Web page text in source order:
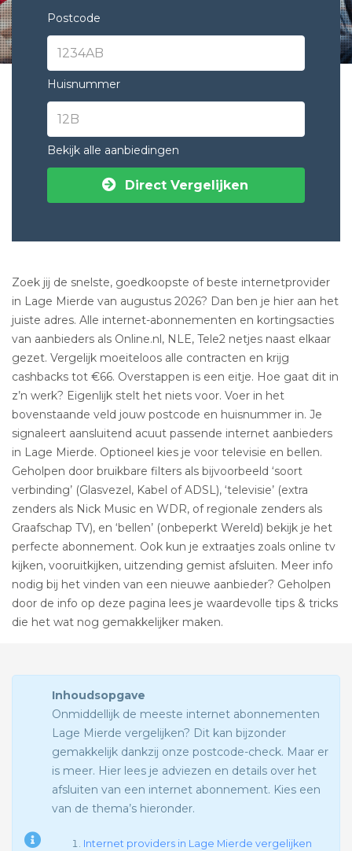
Postcode
Huisnummer
Bekijk alle aanbiedingen
Direct Vergelijken
Zoek jij de snelste, goedkoopste of beste internetprovider
in Lage Mierde van augustus 2026? Dan ben je hier aan het
juiste adres. Alle internet-abonnementen en kortingsacties
van aanbieders als Online.nl, NLE, Tele2 netjes naast elkaar
gezet. Vergelijk moeiteloos alle contracten en krijg
cashbacks tot €66. Overstappen is een eitje. Hoe gaat dit in
z’n werk? Eigenlijk stelt het niets voor. Voer in het
bovenstaande veld jouw postcode en huisnummer in. Je
signaleert aansluitend acuut passende internet aanbieders
in Lage Mierde. Optioneel kies je voor televisie en bellen.
Geholpen door bruikbare filters als bijvoorbeeld ‘soort
verbinding’ (Glasvezel, Kabel of ADSL), ‘televisie’ (extra
zenders als Nick Music en WDR, of regionale zenders als
Graafschap TV), en ‘bellen’ (onbeperkt Wereld) bekijk je het
perfecte abonnement. Ook kun je extraatjes zoals online tv
kijken, vooruitkijken, uitzending gemist afsluiten. Meer info
nodig bij het vinden van een nieuwe aanbieder? Geholpen
door de info op deze pagina lees je waardevolle tips & tricks
die het wat nog gemakkelijker maken.
Inhoudsopgave
Onmiddellijk de meeste internet abonnementen
Lage Mierde vergelijken? Dit kan bijzonder
gemakkelijk dankzij onze postcode-check. Maar er
is meer. Hier lees je adviezen en details over het
afsluiten van een internet abonnement. Kies een
van de thema’s hieronder.
Internet providers in Lage Mierde vergelijken